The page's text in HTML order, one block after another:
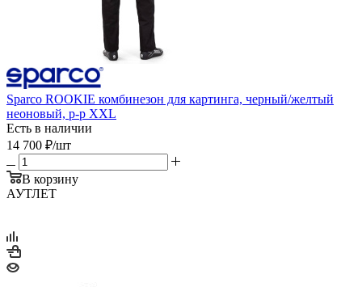
Sparco ROOKIE комбинезон для картинга, черный/желтый
неоновый, р-р XXL
Есть в наличии
14 700 ₽/шт
В корзину
АУТЛЕТ